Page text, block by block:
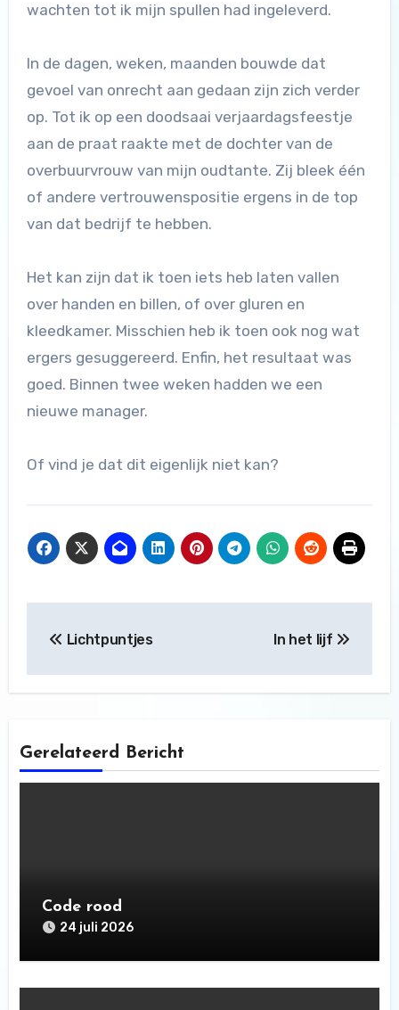
wachten tot ik mijn spullen had ingeleverd.
In de dagen, weken, maanden bouwde dat
gevoel van onrecht aan gedaan zijn zich verder
op. Tot ik op een doodsaai verjaardagsfeestje
aan de praat raakte met de dochter van de
overbuurvrouw van mijn oudtante. Zij bleek één
of andere vertrouwenspositie ergens in de top
van dat bedrijf te hebben.
Het kan zijn dat ik toen iets heb laten vallen
over handen en billen, of over gluren en
kleedkamer. Misschien heb ik toen ook nog wat
ergers gesuggereerd. Enfin, het resultaat was
goed. Binnen twee weken hadden we een
nieuwe manager.
Of vind je dat dit eigenlijk niet kan?
navigatie
Lichtpuntjes In het lijf
Gerelateerd Bericht
Code rood
24 juli 2026